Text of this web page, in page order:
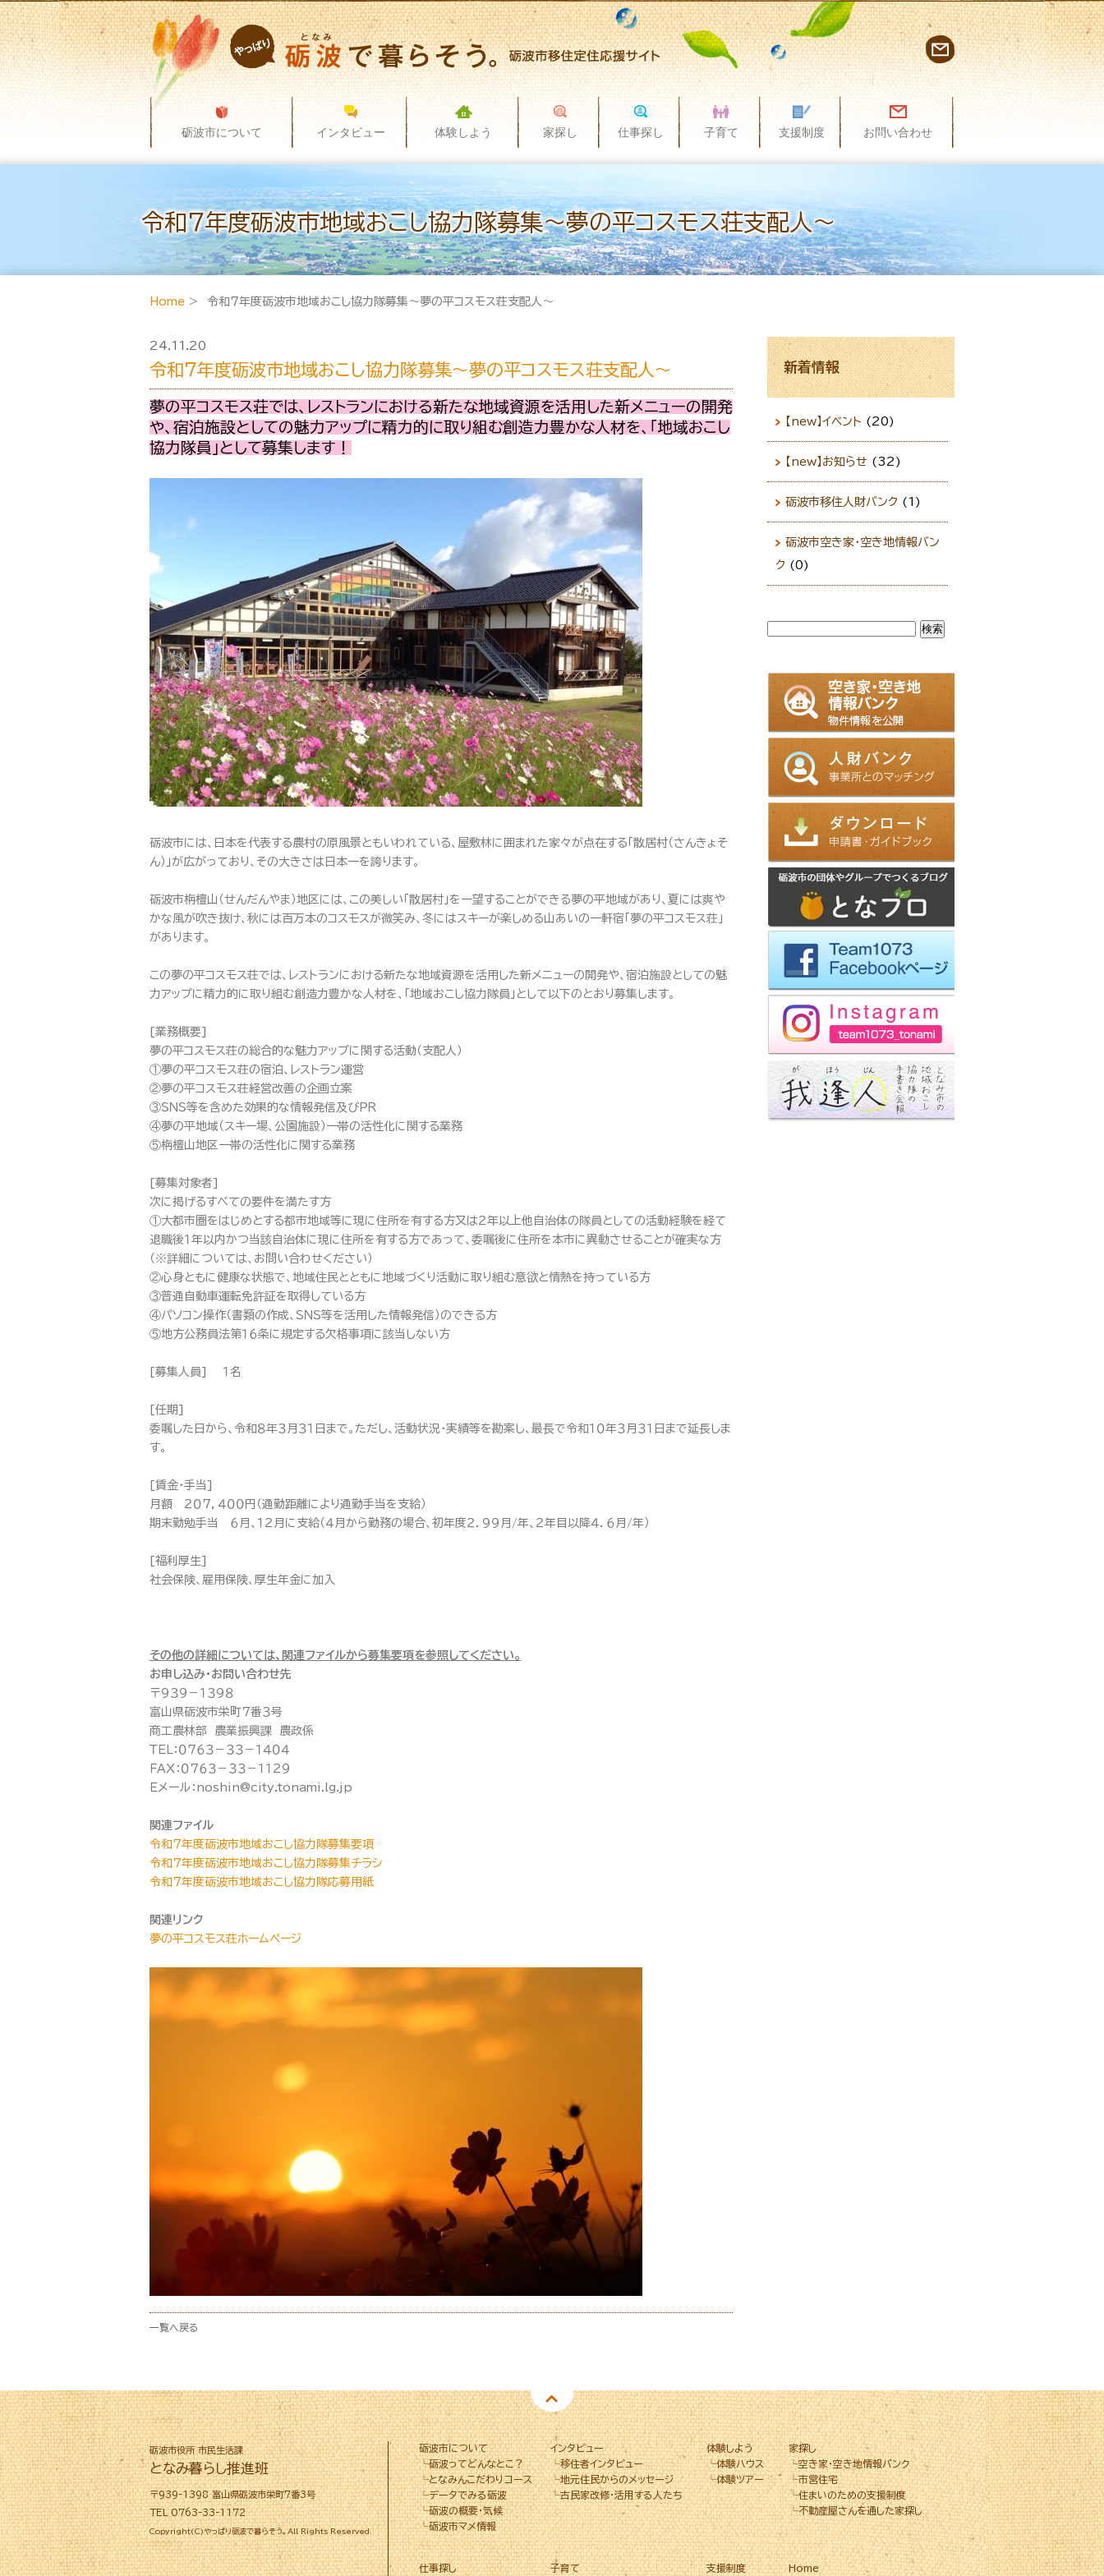
砺波市について インタビュー 体験しよう 家探し 仕事探し 子育て 支援制度 お問い合わせ
令和７年度砺波市地域おこし協力隊募集～夢の平コスモス荘支配人～
Home > 令和７年度砺波市地域おこし協力隊募集～夢の平コスモス荘支配人～
24.11.20
令和７年度砺波市地域おこし協力隊募集～夢の平コスモス荘支配人～
夢の平コスモス荘では、レストランにおける新たな地域資源を活用した新メニューの開発
や、宿泊施設としての魅力アップに精力的に取り組む創造力豊かな人材を、「地域おこし
協力隊員」として募集します！
砺波市には、日本を代表する農村の原風景ともいわれている、屋敷林に囲まれた家々が点在する「散居村（さんきょそ
ん）」が広がっており、その大きさは日本一を誇ります。
砺波市栴檀山（せんだんやま）地区には、この美しい「散居村」を一望することができる夢の平地域があり、夏には爽や
かな風が吹き抜け、秋には百万本のコスモスが微笑み、冬にはスキーが楽しめる山あいの一軒宿「夢の平コスモス荘」
があります。
この夢の平コスモス荘では、レストランにおける新たな地域資源を活用した新メニューの開発や、宿泊施設としての魅
力アップに精力的に取り組む創造力豊かな人材を、「地域おこし協力隊員」として以下のとおり募集します。
[業務概要]
夢の平コスモス荘の総合的な魅力アップに関する活動（支配人）
①夢の平コスモス荘の宿泊、レストラン運営
②夢の平コスモス荘経営改善の企画立案
③ＳＮＳ等を含めた効果的な情報発信及びＰＲ
④夢の平地域（スキー場、公園施設）一帯の活性化に関する業務
⑤栴檀山地区一帯の活性化に関する業務
[募集対象者]
次に掲げるすべての要件を満たす方
①大都市圏をはじめとする都市地域等に現に住所を有する方又は２年以上他自治体の隊員としての活動経験を経て
退職後１年以内かつ当該自治体に現に住所を有する方であって、委嘱後に住所を本市に異動させることが確実な方
（※詳細については、お問い合わせください）
②心身ともに健康な状態で、地域住民とともに地域づくり活動に取り組む意欲と情熱を持っている方
③普通自動車運転免許証を取得している方
④パソコン操作（書類の作成、ＳＮＳ等を活用した情報発信）のできる方
⑤地方公務員法第１６条に規定する欠格事項に該当しない方
[募集人員] １名
[任期]
委嘱した日から、令和８年３月３１日まで。ただし、活動状況・実績等を勘案し、最長で令和１０年３月３１日まで延長しま
す。
[賃金・手当]
月額 ２０７，４００円（通勤距離により通勤手当を支給）
期末勤勉手当 ６月、１２月に支給（４月から勤務の場合、初年度２．９９月/年、２年目以降４．６月/年）
[福利厚生]
社会保険、雇用保険、厚生年金に加入
その他の詳細については、関連ファイルから募集要項を参照してください。
お申し込み・お問い合わせ先
〒９３９－１３９８
富山県砺波市栄町７番３号
商工農林部 農業振興課 農政係
ＴＥＬ：０７６３－３３－１４０４
ＦＡＸ：０７６３－３３－１１２９
Ｅメール：noshin@city.tonami.lg.jp
関連ファイル
令和７年度砺波市地域おこし協力隊募集要項
令和７年度砺波市地域おこし協力隊募集チラシ
令和７年度砺波市地域おこし協力隊応募用紙
関連リンク
夢の平コスモス荘ホームページ
一覧へ戻る
新着情報
【new】イベント (20)
【new】お知らせ (32)
砺波市移住人財バンク (1)
砺波市空き家・空き地情報バン
ク (0)
砺波市役所 市民生活課
となみ暮らし推進班
〒939-1398 富山県砺波市栄町7番3号
TEL 0763-33-1172
Copyright(C)やっぱり砺波で暮らそう。All Rights Reserved.
砺波市について
└砺波ってどんなとこ？
└となみんこだわりコース
└データでみる砺波
└砺波の概要・気候
└砺波市マメ情報
インタビュー
└移住者インタビュー
└地元住民からのメッセージ
└古民家改修・活用する人たち
体験しよう
└体験ハウス
└体験ツアー
家探し
└空き家・空き地情報バンク
└市営住宅
└住まいのための支援制度
└不動産屋さんを通した家探し
仕事探し 子育て 支援制度 Home